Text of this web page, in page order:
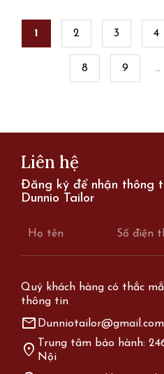
Pages
1 2 3 4
8 9 …
Liên hệ
Đăng ký để nhận thông
Dunnio Tailor
Quý khách hàng có thắc
thông tin
mail Dunniotailor@gmail.com
location_on Trung tâm bảo hành:
Nội